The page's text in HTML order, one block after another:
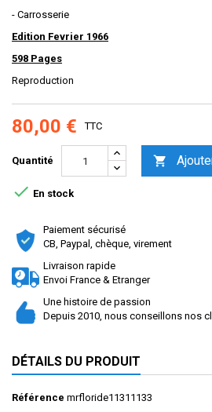
- Carrosserie
Edition Fevrier 1966
598 Pages
Reproduction
80,00 € TTC
Quantité 
 En stock
Paiement sécurisé
CB, Paypal, chèque, virement
Livraison rapide
Envoi France & Etranger
Une histoire de passion
Depuis 2010, nous conseillons nos
DÉTAILS DU PRODUIT
Référence mrfloride11311133